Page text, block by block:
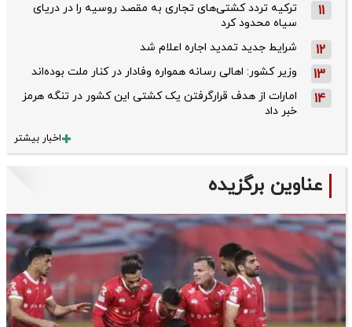
11
ترکیه تردد کشتی‌های تجاری به مقصد روسیه را در دریای
سیاه محدود کرد
12 شرایط جدید تمدید اجاره اعلام شد
13 وزیر کشور: اهالی رسانه همواره وفادار در کنار ملت بوده‌اند
14
امارات از هدف قرارگرفتن یک کشتی این کشور در تنگه هرمز
خبر داد
اخبار بیشتر
عناوین برگزیده